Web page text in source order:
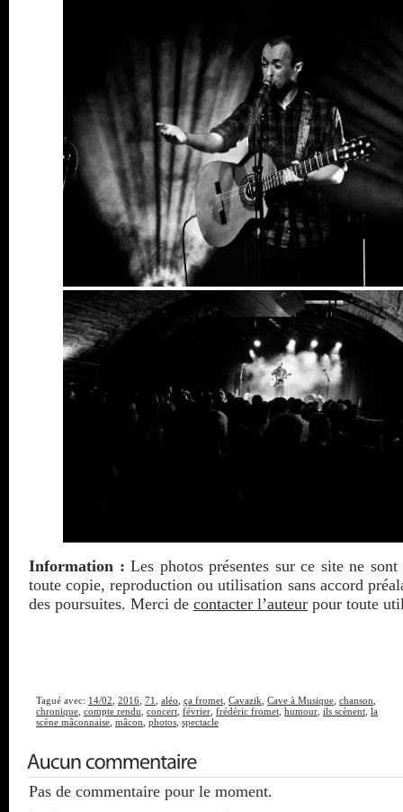
Information : Les photos présentes sur ce site ne
toute copie, reproduction ou utilisation sans accord
des poursuites. Merci de contacter l’auteur pour toute
Tagué avec: 14/02, 2016, 71, aléo, ça fromet, Cavazik, Cave à Musique, chanson,
chronique, compte rendu, concert, février, frédéric fromet, humour, ils scènent, la
scène mâconnaise, mâcon, photos, spectacle
Pas de commentaire pour le moment.